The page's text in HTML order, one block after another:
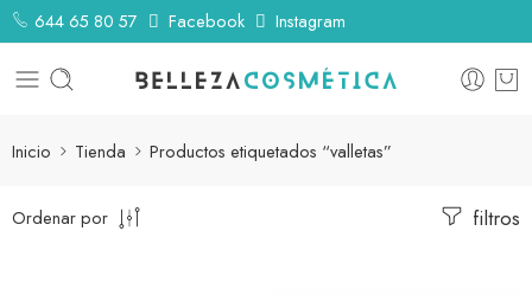
644 65 80 57 Facebook Instagram
Inicio Tienda Productos etiquetados “valletas”
filtros
Ordenar por